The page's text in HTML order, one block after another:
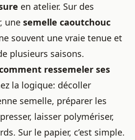
en atelier. Sur des
une semelle caoutchouc
souvent une vraie tenue et
plusieurs saisons.
ressemeler ses
la logique: décoller
semelle, préparer les
laisser polymériser,
Sur le papier, c’est simple.